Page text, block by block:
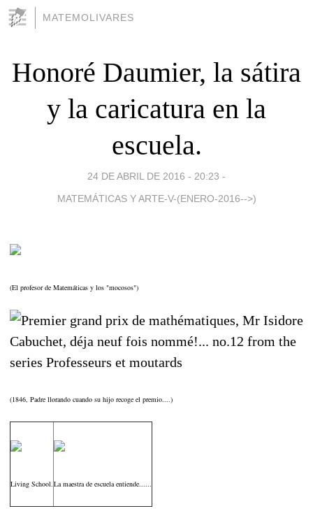
MATEMOLIVARES
Honoré Daumier, la sátira
y la caricatura en la
escuela.
24 DE ABRIL DE 2016 - 20:23 -
MATEMÁTICAS Y ARTE-V-(ENERO-2016-->)
(El profesor de Matemáticas y los "mocosos")
(1846, Padre llorando cuando su hijo recoge el premio....)
Living School. La maestra de escuela entiende......